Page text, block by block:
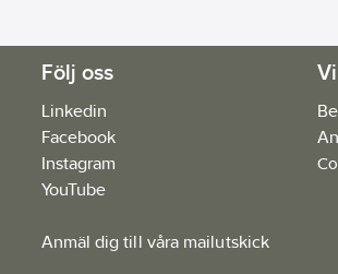
Följ oss
Linkedin
Facebook
Instagram
YouTube
Anmäl dig till våra mailutskick